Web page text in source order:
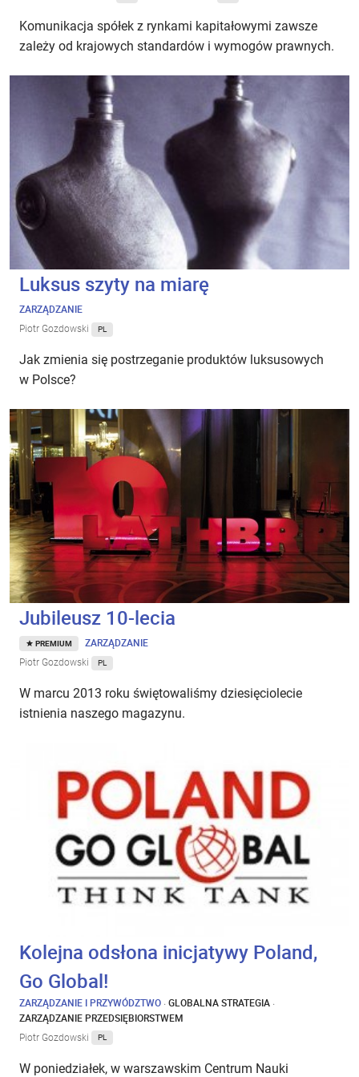
Komunikacja spółek z rynkami kapitałowymi zawsze
zależy od krajowych standardów i wymogów prawnych.
Luksus szyty na miarę
ZARZĄDZANIE
Piotr Gozdowski PL
Jak zmienia się postrzeganie produktów luksusowych
w Polsce?
Jubileusz 10-lecia
PREMIUM ZARZĄDZANIE
Piotr Gozdowski PL
W marcu 2013 roku świętowaliśmy dziesięciolecie
istnienia naszego magazynu.
Kolejna odsłona inicjatywy Poland,
Go Global!
ZARZĄDZANIE I PRZYWÓDZTWO ·GLOBALNA STRATEGIA ·
ZARZĄDZANIE PRZEDSIĘBIORSTWEM
Piotr Gozdowski PL
W poniedziałek, w warszawskim Centrum Nauki